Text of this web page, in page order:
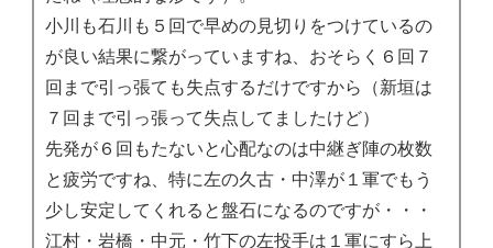
小川も石川も５回で早めの見切りをつけているの
が良い結果に繋がっていますね、おそらく６回７
回まで引っ張ても失点するだけですから（新垣は
７回まで引っ張って失点してましたけど）
先発が６回もたないと心配なのは中継ぎ陣の枚数
と疲労ですね、特に左の久古・中澤が１軍でもう
少し安定してくれると盤石になるのですが・・・
江村・岩橋・中元・竹下の左投手は１軍にすら上